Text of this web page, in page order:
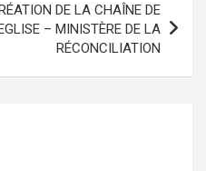
DE LA CHAÎNE DE
– MINISTÈRE DE LA
RÉCONCILIATION